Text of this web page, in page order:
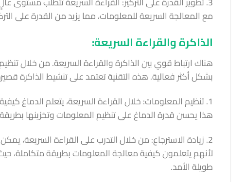
مع المعالجة السريعة للمعلومات، مما يزيد من القدرة على
الذاكرة والقراءة السريعة:
هناك ارتباط قوي بين الذاكرة والقراءة السريعة. من خلال
بشكل أكثر فعالية. هذه التقنية تعتمد على تنشيط الذاكرة
1. تنظيم المعلومات: خلال القراءة السريعة، يتعلم الدماغ
هذا يحسن قدرة الدماغ على تنظيم المعلومات وتخزينها بطريقة
2. زيادة الاسترجاع: من خلال التدرب على القراءة السريعة،
لأنهم يتعلمون كيفية معالجة المعلومات بطريقة متكاملة،
طويلة الأمد.